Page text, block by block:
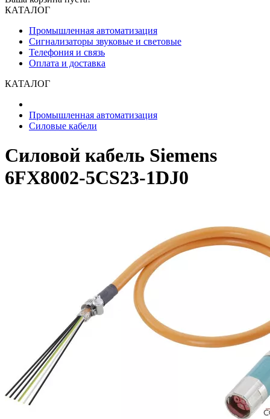
КАТАЛОГ
Промышленная автоматизация
Сигнализаторы звуковые и световые
Телефония и связь
Оплата и доставка
КАТАЛОГ
Промышленная автоматизация
Силовые кабели
Силовой кабель Siemens
6FX8002-5CS23-1DJ0